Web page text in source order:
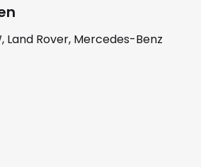
Land Rover, Mercedes-Benz